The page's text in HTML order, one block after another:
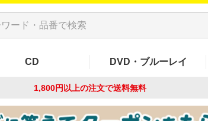
CD DVD・ブルーレイ
1,800円以上の注文で送料無料